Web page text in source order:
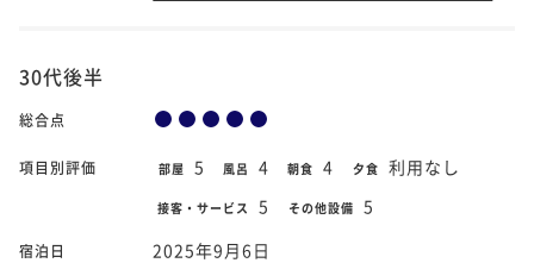
30代後半
総合点
項目別評価 部屋 5 風呂 4 朝食 4 夕食 利用なし
接客・サービス 5 その他設備 5
宿泊日 2025年9月6日